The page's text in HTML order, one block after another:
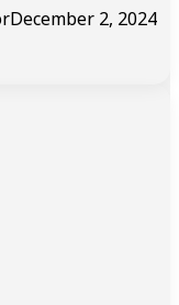
December 2, 2024